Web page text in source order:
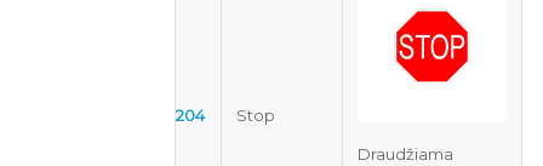
204 Stop
Draudžiama